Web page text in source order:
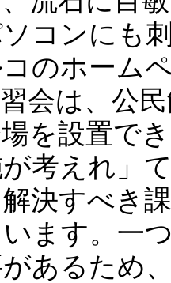
ソコンにも
のホーム
会は、公
を設置で
考えれ」
決すべき
ます。一
あるため